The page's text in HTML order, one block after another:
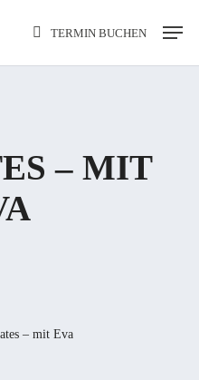
TERMIN BUCHEN
Menu
– MIT
– mit Eva